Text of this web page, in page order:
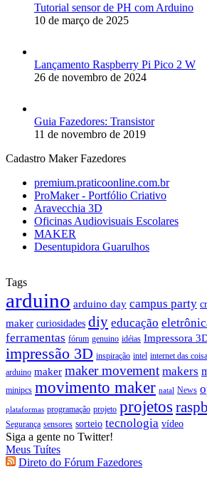
Tutorial sensor de PH com Arduino
10 de março de 2025
Lançamento Raspberry Pi Pico 2 W
26 de novembro de 2024
Guia Fazedores: Transistor
11 de novembro de 2019
Cadastro Maker Fazedores
premium.praticoonline.com.br
ProMaker - Portfólio Criativo
Aravecchia 3D
Oficinas Audiovisuais Escolares
MAKER
Desentupidora Guarulhos
Tags
arduino arduino day campus party
maker curiosidades diy educação
ferramentas fórum genuino idéias Impressora
impressão 3D inspiração intel internet das
arduino maker maker movement makers
minipcs movimento maker natal News
plataformas programação projeto projetos
Segurança sensores sorteio tecnologia vídeo
Siga a gente no Twitter!
Meus Tuítes
Direto do Fórum Fazedores